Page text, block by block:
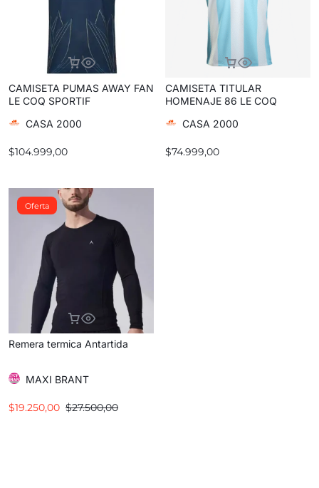
CAMISETA PUMAS AWAY FAN
LE COQ SPORTIF
CASA 2000
$104.999,00
CAMISETA TITULAR
HOMENAJE 86 LE COQ
CASA 2000
$74.999,00
Oferta
Remera termica Antartida
MAXI BRANT
$27.500,00
$19.250,00